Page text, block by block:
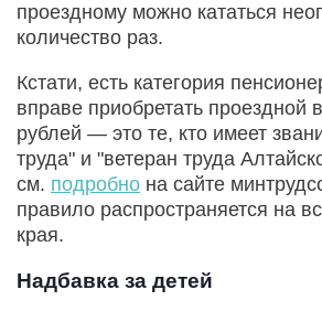
проездному можно кататься
количество раз.
Кстати, есть категория
вправе приобретать проездной
рублей — это те, кто имеет
труда" и "ветеран труда
см. подробно на сайте
правило распространяется на
края.
Надбавка за детей